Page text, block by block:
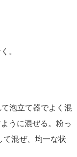
。
泡立て器でよく混
うに混ぜる。粉っ
て混ぜ、均一な状